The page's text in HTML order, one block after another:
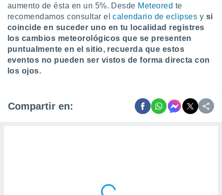
aumento de ésta en un 5%. Desde Meteored te
recomendamos consultar el calendario de eclipses y si
coincide en suceder uno en tu localidad registres
los cambios meteorológicos que se presenten
puntualmente en el sitio, recuerda que estos
eventos no pueden ser vistos de forma directa con
los ojos.
Compartir en: